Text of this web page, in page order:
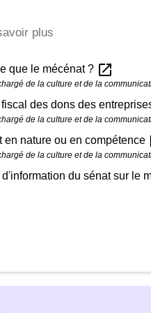
plus
que le mécénat ? open_in_new
de la culture et de la
des dons des
de la culture et de la
en nature ou en compétence
de la culture et de la
d'information du sénat sur le